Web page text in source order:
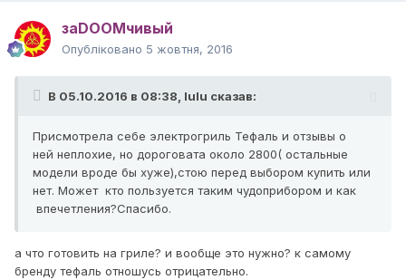
заDOOMчивый
Опубліковано 5 жовтня, 2016
В 05.10.2016 в 08:38, lulu сказав:
Присмотрела себе электрогриль Тефаль и отзывы о
ней неплохие, но дороговата около 2800( остальные
модели вроде бы хуже),стою перед выбором купить или
нет. Может кто пользуется таким чудоприбором и как
впечетления?Спасибо.
а что готовить на гриле? и вообще это нужно? к самому
бренду тефаль отношусь отрицательно.